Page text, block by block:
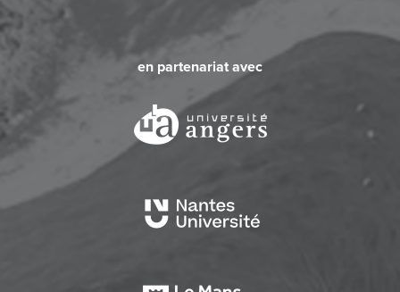
en partenariat avec